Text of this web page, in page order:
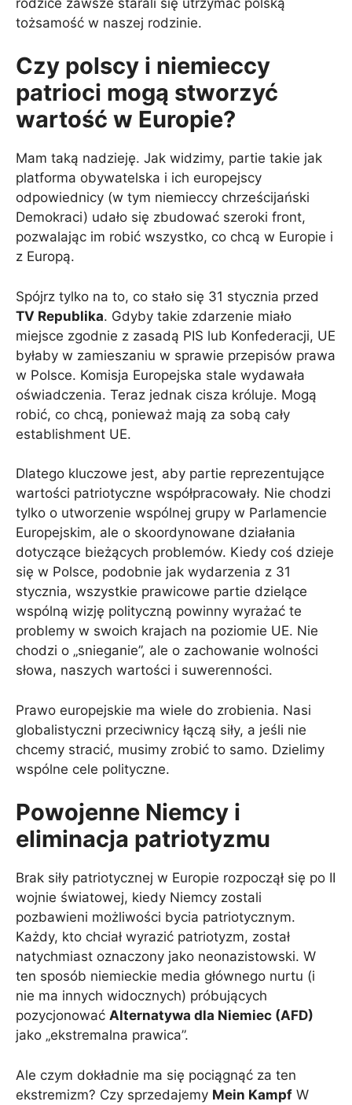
tożsamość w naszej rodzinie.
Czy polscy i niemieccy
patrioci mogą stworzyć
wartość w Europie?
Mam taką nadzieję. Jak widzimy, partie takie jak
platforma obywatelska i ich europejscy
odpowiednicy (w tym niemieccy chrześcijański
Demokraci) udało się zbudować szeroki front,
pozwalając im robić wszystko, co chcą w Europie i
z Europą.
Spójrz tylko na to, co stało się 31 stycznia przed
TV Republika. Gdyby takie zdarzenie miało
miejsce zgodnie z zasadą PIS lub Konfederacji, UE
byłaby w zamieszaniu w sprawie przepisów prawa
w Polsce. Komisja Europejska stale wydawała
oświadczenia. Teraz jednak cisza króluje. Mogą
robić, co chcą, ponieważ mają za sobą cały
establishment UE.
Dlatego kluczowe jest, aby partie reprezentujące
wartości patriotyczne współpracowały. Nie chodzi
tylko o utworzenie wspólnej grupy w Parlamencie
Europejskim, ale o skoordynowane działania
dotyczące bieżących problemów. Kiedy coś dzieje
się w Polsce, podobnie jak wydarzenia z 31
stycznia, wszystkie prawicowe partie dzielące
wspólną wizję polityczną powinny wyrażać te
problemy w swoich krajach na poziomie UE. Nie
chodzi o „snieganie”, ale o zachowanie wolności
słowa, naszych wartości i suwerenności.
Prawo europejskie ma wiele do zrobienia. Nasi
globalistyczni przeciwnicy łączą siły, a jeśli nie
chcemy stracić, musimy zrobić to samo. Dzielimy
wspólne cele polityczne.
Powojenne Niemcy i
eliminacja patriotyzmu
Brak siły patriotycznej w Europie rozpoczął się po II
wojnie światowej, kiedy Niemcy zostali
pozbawieni możliwości bycia patriotycznym.
Każdy, kto chciał wyrazić patriotyzm, został
natychmiast oznaczony jako neonazistowski. W
ten sposób niemieckie media głównego nurtu (i
nie ma innych widocznych) próbujących
pozycjonować Alternatywa dla Niemiec (AFD)
jako „ekstremalna prawica”.
Ale czym dokładnie ma się pociągnąć za ten
ekstremizm? Czy sprzedajemy Mein Kampf W